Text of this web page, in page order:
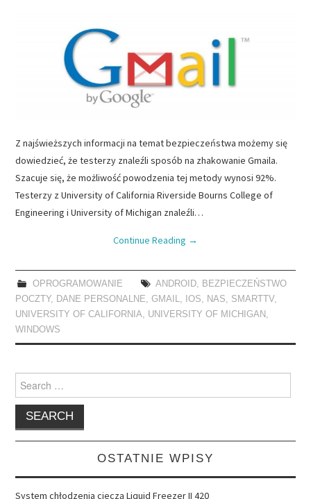
Z najświeższych informacji na temat bezpieczeństwa możemy się
dowiedzieć, że testerzy znaleźli sposób na zhakowanie Gmaila.
Szacuje się, że możliwość powodzenia tej metody wynosi 92%.
Testerzy z University of California Riverside Bourns College of
Engineering i University of Michigan znaleźli…
Continue Reading →
OPROGRAMOWANIE ANDROID, BEZPIECZEŃSTWO
POCZTY, DANE PERSONALNE,GMAIL, IOS, NAS, SMARTTV,
UNIVERSITY OF CALIFORNIA, UNIVERSITY OF MICHIGAN ,
WINDOWS
Search
for:
OSTATNIE WPISY
System chłodzenia cieczą Liquid Freezer II 420